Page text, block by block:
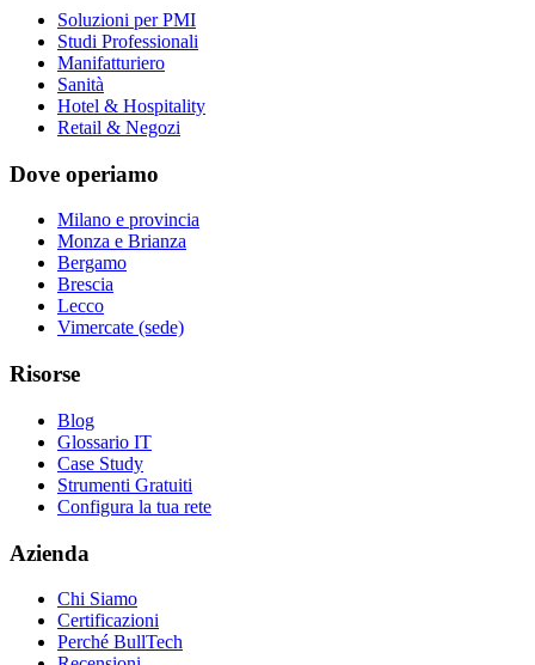
Soluzioni per PMI
Studi Professionali
Manifatturiero
Sanità
Hotel & Hospitality
Retail & Negozi
Dove operiamo
Milano e provincia
Monza e Brianza
Bergamo
Brescia
Lecco
Vimercate (sede)
Risorse
Blog
Glossario IT
Case Study
Strumenti Gratuiti
Configura la tua rete
Azienda
Chi Siamo
Certificazioni
Perché BullTech